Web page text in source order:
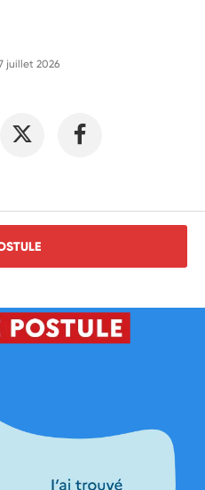
juillet 2026